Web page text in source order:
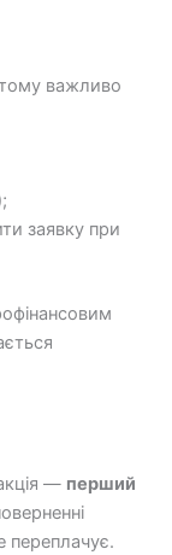
важливо
заявку при
— перший
переплачує.